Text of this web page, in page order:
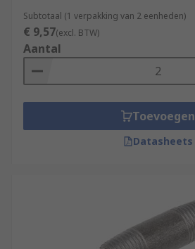
Subtotaal (1 verpakking van 2 eenheden)
€ 9,57(excl. BTW)
Aantal
Toevoegen
Datasheets